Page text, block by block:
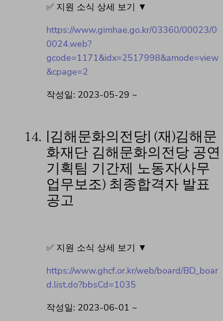
✅ 지원 소식 상세 보기 ▼
https://www.gimhae.go.kr/03360/00023/0
0024.web?
gcode=1171&idx=2517998&amode=view
&cpage=2
작성일: 2023-05-29 ~
14. [김해문화의전당] (재)김해문
화재단 김해문화의전당 공연
기획팀 기간제 노동자(사무
업무보조) 최종합격자 발표
공고
✅ 지원 소식 상세 보기 ▼
https://www.ghcf.or.kr/web/board/BD_boar
d.list.do?bbsCd=1035
작성일: 2023-06-01 ~